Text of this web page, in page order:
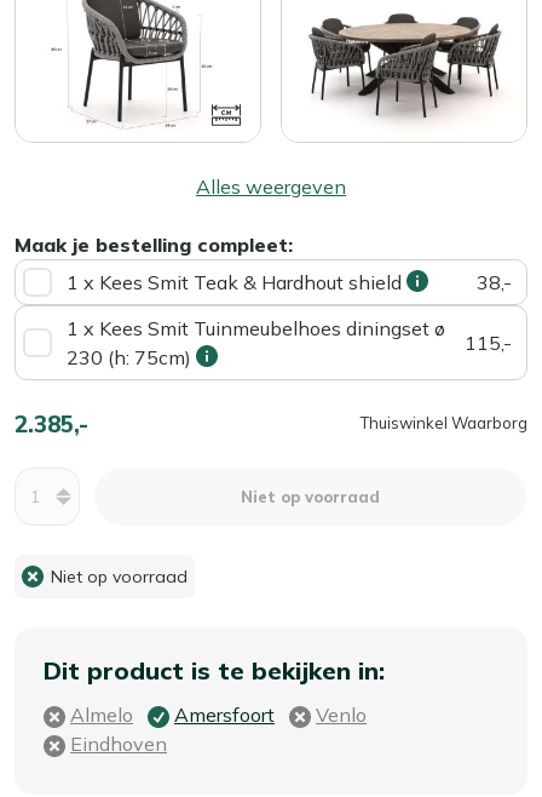
Alles weergeven
Maak je bestelling compleet:
1 x Kees Smit Teak & Hardhout shield
38,-
1 x Kees Smit Tuinmeubelhoes diningset ø
230 (h: 75cm)
115,-
2.385,- Thuiswinkel Waarborg
Niet op voorraad
Niet op voorraad
Dit product is te bekijken in:
Almelo Amersfoort
Venlo
Eindhoven